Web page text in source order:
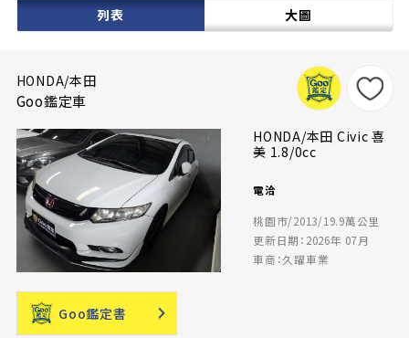
列表 大圖
HONDA/本田
Goo鑑定車
HONDA/本田 Civic 喜
美 1.8/0cc
電洽
桃園市/2013/19.9萬公里
更新日期：2026年 07月
車商：久躍車業
Goo鑑定書